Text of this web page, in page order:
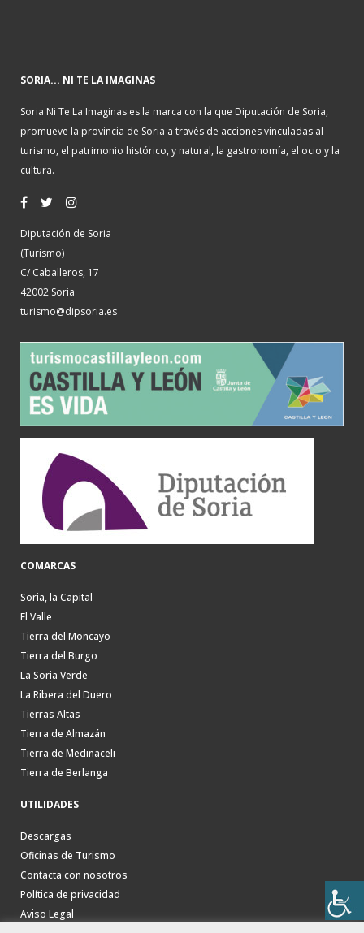
SORIA... NI TE LA IMAGINAS
Soria Ni Te La Imaginas es la marca con la que Diputación de Soria,
promueve la provincia de Soria a través de acciones vinculadas al
turismo, el patrimonio histórico, y natural, la gastronomía, el ocio y la
cultura.
Diputación de Soria
(Turismo)
C/ Caballeros, 17
42002 Soria
turismo@dipsoria.es
COMARCAS
Soria, la Capital
El Valle
Tierra del Moncayo
Tierra del Burgo
La Soria Verde
La Ribera del Duero
Tierras Altas
Tierra de Almazán
Tierra de Medinaceli
Tierra de Berlanga
UTILIDADES
Descargas
Oficinas de Turismo
Contacta con nosotros
Política de privacidad
Aviso Legal